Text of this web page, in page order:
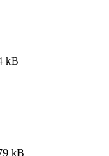
kB
kB